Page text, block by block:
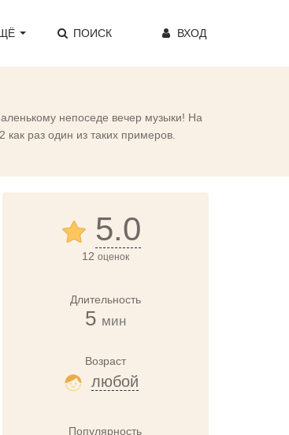
ПОИСК ВХОД
непоседе вечер музыки! На
раз один из таких примеров.
5.0
12 оценок
Длительность
5 мин
Возраст
любой
Популярность